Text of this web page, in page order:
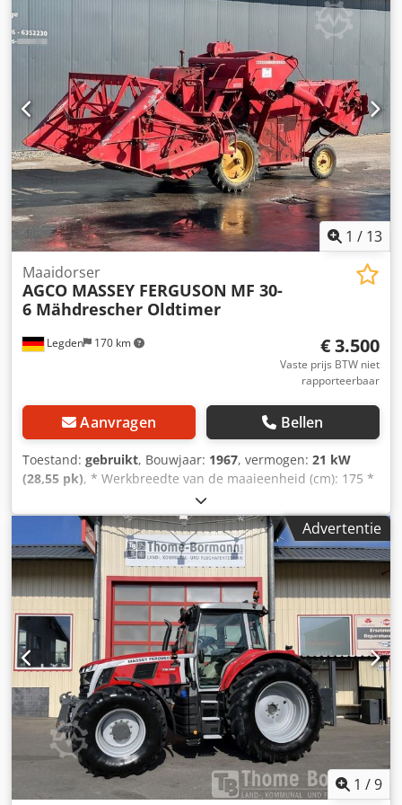
gegevensMotorNominaal vermogen (ISO) 68/92 kW/pkMax.
vermogen 70/95 kW/pk bij 2000 tpmMax. koppel 355 Nm
bij 1600 tpmFabrikant / Type: Agco Power / AP 33
AWICEmissiearme motor, 3 cilinders / 3,3l, Stage
VRegelbare turbo, extern gekoelde EGRDOC&SCR, AdBlue-
tank 15L, zonder EGR, zonder roetfilterVerticale uitlaat:
rechts voor de cabine A-stijlTankinhoud 120
literTransmissie 12/12 versnellingen Cedeyy Hifepfx Al Rsrf
1 / 13
Legden 170 km
Maaidorser
AGCO MASSEY FERGUSON MF 30-
6 Mähdrescher Oldtimer
€ 3.500
Vaste prijs BTW niet
rapporteerbaar
Aanvragen Bellen
Toestand: gebruikt, Bouwjaar: 1967, vermogen: 21 kW
(28,55 pk), * Werkbreedte van de maaieenheid (cm): 175 *
Gewicht zonder cabine (kg): 0 * Inhoud graantank (hl): 6,5 *
Type: MF30-6 * Fabrieksnummer: 0D7758 * Bouwjaar: 1967
----Intern voertuignummer: 8144----Tussentijdse verkoop
en vergissingen voorbehouden WhatsApp-ondersteuning
beschikbaar! Credpfx Alsvhvf Ts Rsf Heeft u vragen over
het voertuig of wilt u meer informatie, stuur ons gerust
een bericht via WhatsApp WhatsApp WhatsApp
Advertentie
1 /9